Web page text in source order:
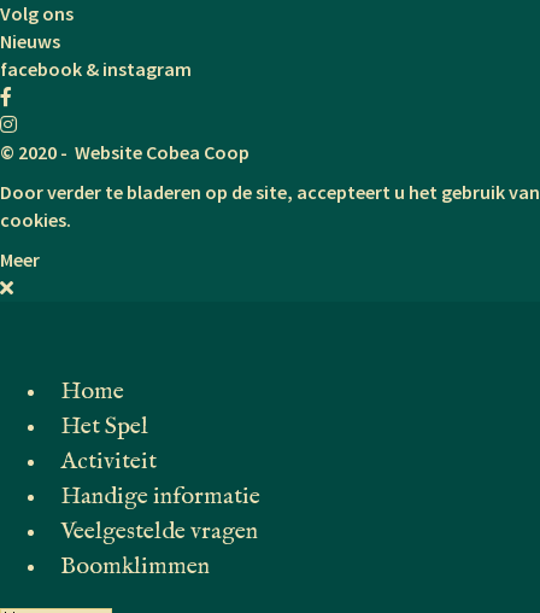
Volg ons
Nieuws
facebook & instagram
© 2020 - Website Cobea Coop
Door verder te bladeren op de site, accepteert u het gebruik van
cookies.
Meer
Home
Het Spel
Activiteit
Handige informatie
Veelgestelde vragen
Boomklimmen